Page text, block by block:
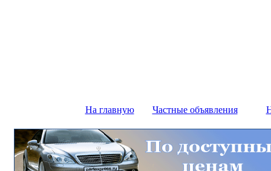
На главную Частные объявления